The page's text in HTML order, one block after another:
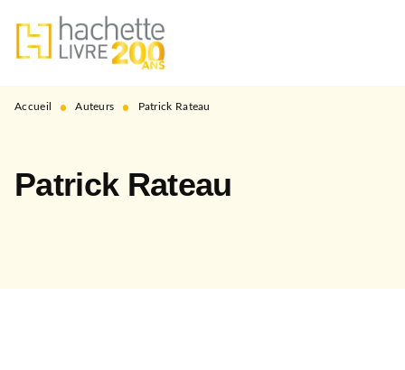
MENU RECHERCHE
PIED DE PAGE
Accueil • Auteurs • Patrick Rateau
Patrick Rateau